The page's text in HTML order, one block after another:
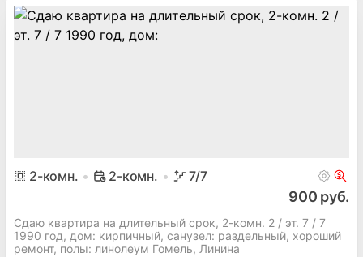
2-комн. 2-комн. 7/7
900 руб.
Сдаю квартира на длительный срок, 2-комн. 2 / эт. 7 / 7
1990 год, дом: кирпичный, cанузел: раздельный, хороший
ремонт, полы: линолеум Гомель, Линина